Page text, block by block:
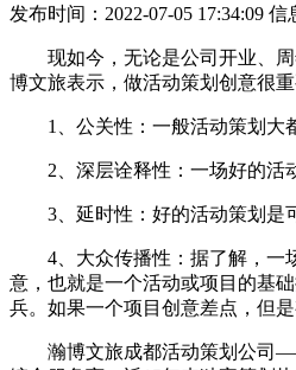
发布时间：2022-07-05 17:34:09 信
现如今，无论是公司开业、周
博文旅表示，做活动策划创意很
1、公关性：一般活动策划大都
2、深层诠释性：一场好的活动
3、延时性：好的活动策划是可
4、大众传播性：据了解，一场
意，也就是一个活动或项目的基
兵。如果一个项目创意差点，但
瀚博文旅成都活动策划公司——